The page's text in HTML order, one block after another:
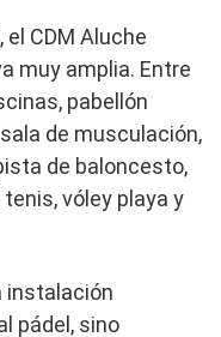
CDM Aluche
muy amplia. Entre
pabellón
de musculación,
de baloncesto,
vóley playa y
instalación
pádel, sino